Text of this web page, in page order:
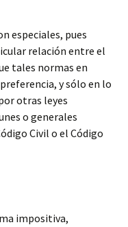
especiales, pues
relación entre el
tales normas en
y sólo en lo
otras leyes
o generales
Civil o el Código
impositiva,